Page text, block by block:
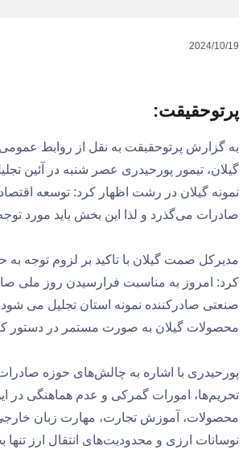
2024/10/19
پرتوحقیقت:
به گزارش پرتوحقبقت به نقل از روابط
گیلان، تیمور پورحیدری عصر شنبه در آئین
نمونه گیلان در رشت اظهار کرد: توسعه
صادرات می‌گذرد و لذا این بخش باید مورد
مدیرکل صمت گیلان با تاکید بر لزوم توجه
صنعتی صادرکننده نمونه استان تجلیل می
محصولات گیلان به صورت مستمر در دستور
پورحیدری با اشاره به چالش‌های حوزه صادرات
تحریم‌ها، امورات گمرکی و عدم هماهنگی در
محصولات، آموزش تجارت، مهارت زبان
نوسانات ارزی و محدودیت‌های انتقال ارز